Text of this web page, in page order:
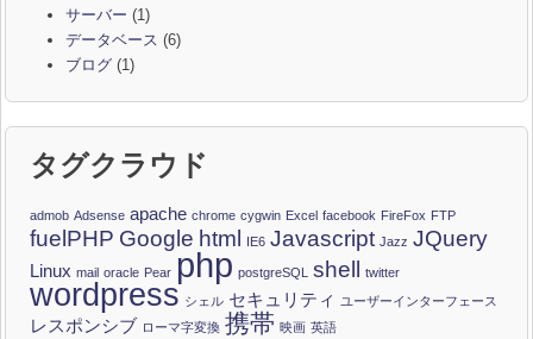
サーバー (1)
データベース (6)
ブログ(1)
タグクラウド
admob Adsense apache chrome cygwin Excel facebook FireFox FTP
fuelPHP Google html IE6 Javascript Jazz JQuery
Linux mail oracle Pear php postgreSQL shell twitter
wordpress シェル セキュリティ ユーザーインターフェース
レスポンシブ ローマ字変換 携帯 映画 英語